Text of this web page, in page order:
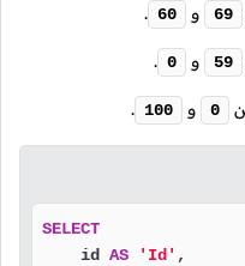
69 و 60
.
59 و 0
.
0 و 100
.
SELECT
    id
AS 'Id'